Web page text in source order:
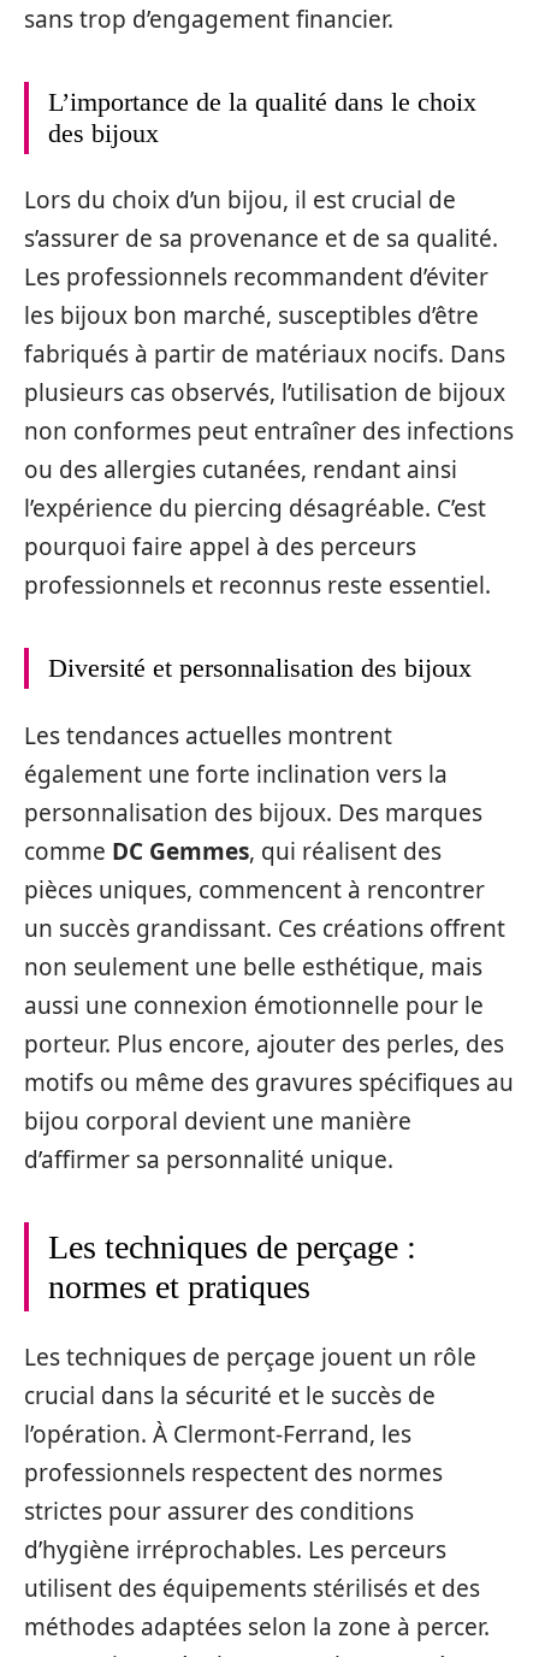
sans trop d’engagement financier.
L’importance de la qualité dans le choix
des bijoux
Lors du choix d’un bijou, il est crucial de
s’assurer de sa provenance et de sa qualité.
Les professionnels recommandent d’éviter
les bijoux bon marché, susceptibles d’être
fabriqués à partir de matériaux nocifs. Dans
plusieurs cas observés, l’utilisation de bijoux
non conformes peut entraîner des infections
ou des allergies cutanées, rendant ainsi
l’expérience du piercing désagréable. C’est
pourquoi faire appel à des perceurs
professionnels et reconnus reste essentiel.
Diversité et personnalisation des bijoux
Les tendances actuelles montrent
également une forte inclination vers la
personnalisation des bijoux. Des marques
comme DC Gemmes, qui réalisent des
pièces uniques, commencent à rencontrer
un succès grandissant. Ces créations offrent
non seulement une belle esthétique, mais
aussi une connexion émotionnelle pour le
porteur. Plus encore, ajouter des perles, des
motifs ou même des gravures spécifiques au
bijou corporal devient une manière
d’affirmer sa personnalité unique.
Les techniques de perçage :
normes et pratiques
Les techniques de perçage jouent un rôle
crucial dans la sécurité et le succès de
l’opération. À Clermont-Ferrand, les
professionnels respectent des normes
strictes pour assurer des conditions
d’hygiène irréprochables. Les perceurs
utilisent des équipements stérilisés et des
méthodes adaptées selon la zone à percer.